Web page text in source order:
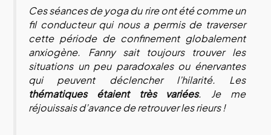
Ces séances de yoga du rire ont été comme un
fil conducteur qui nous a permis de traverser
cette période de confinement globalement
anxiogène. Fanny sait toujours trouver les
situations un peu paradoxales ou énervantes
qui peuvent déclencher l’hilarité. Les
thématiques étaient très variées. Je me
réjouissais d’avance de retrouver les rieurs !